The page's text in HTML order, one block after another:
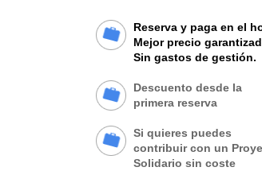
Reserva y paga en el
Mejor precio
Sin gastos de gestión.
Descuento desde la
primera reserva
Si quieres puedes
contribuir con un
Solidario sin coste